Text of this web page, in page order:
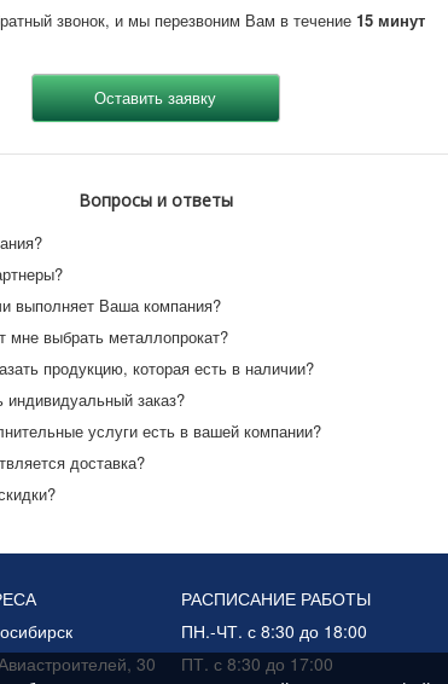
звонок, и мы перезвоним Вам в течение15 минут
Вопросы и ответы
выполняет Ваша компания?
мне выбрать металлопрокат?
продукцию, которая есть в наличии?
индивидуальный заказ?
услуги есть в вашей компании?
доставка?
30
РАСПИСАНИЕ РАБОТЫ
ПН.-ЧТ. с 8:30 до 18:00
ПТ. с 8:30 до 17:00